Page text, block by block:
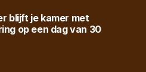
blijft je kamer met
op een dag van 30